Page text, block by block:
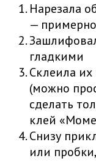
Нарезала
—
гладкими
Склеила
(можно
сделать
клей
Снизу
или